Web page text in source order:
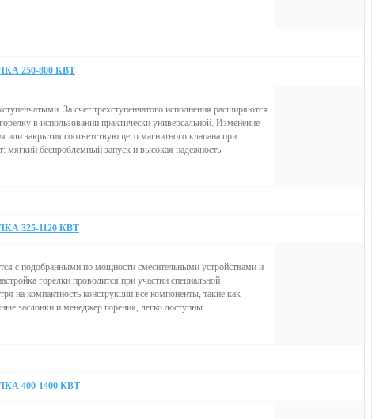
250-800 КВТ
За счет трехступенчатого исполнения расширяются
в использовании практически универсальной. Изменение
закрытия соответствующего магнитного клапана при
мягкий беспроблемный запуск и высокая надежность
325-1120 КВТ
с подобранными по мощности смесительными устройствами и
горелки проводится при участии специальной
на компактность конструкции все компоненты, такие как
заслонки и менеджер горения, легко доступны.
400-1400 КВТ